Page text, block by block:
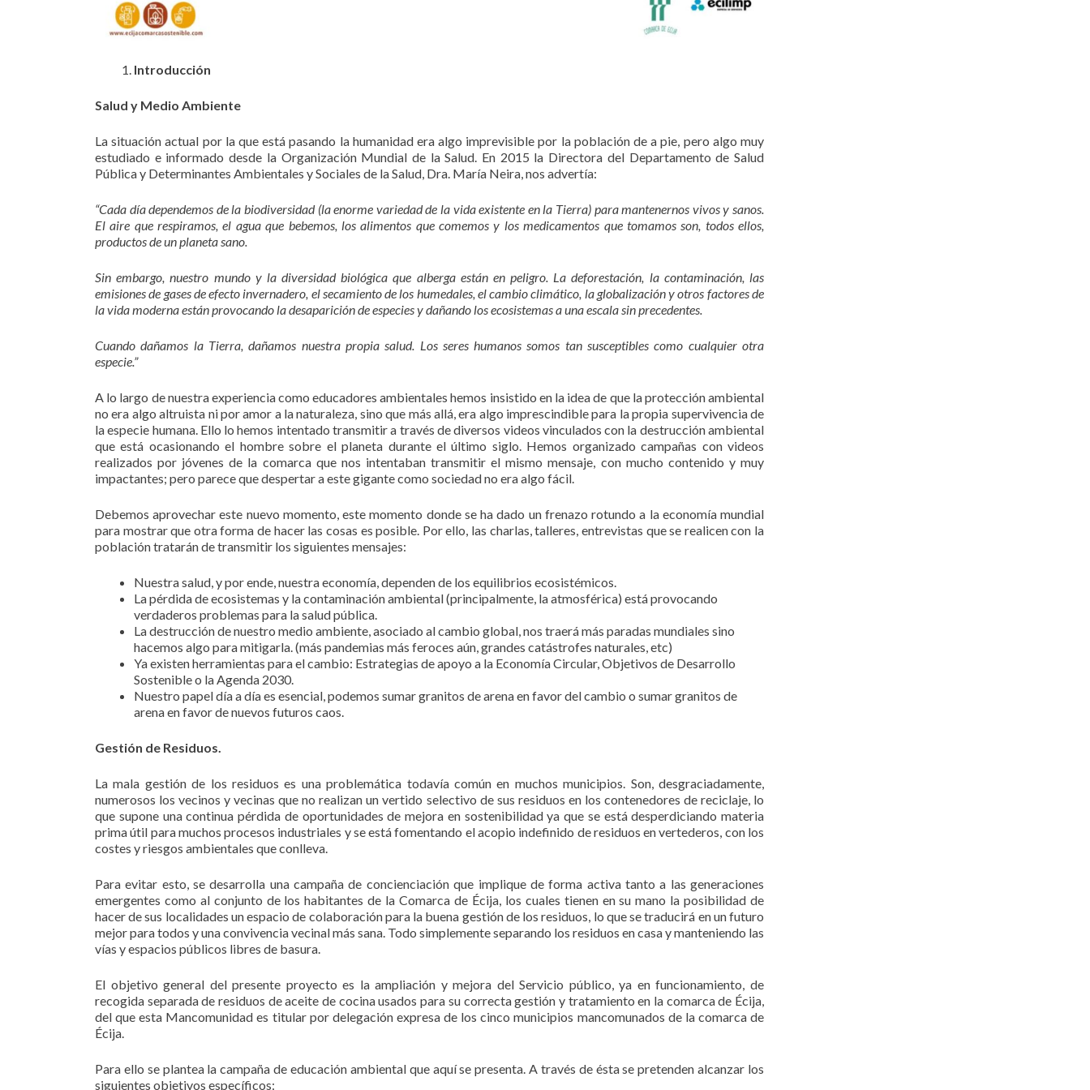
Introducción
Salud y Medio Ambiente
La situación actual por la que está pasando la humanidad era algo imprevisible por la población de a pie, pero algo muy
estudiado e informado desde la Organización Mundial de la Salud. En 2015 la Directora del Departamento de Salud
Pública y Determinantes Ambientales y Sociales de la Salud, Dra. María Neira, nos advertía:
“Cada día dependemos de la biodiversidad (la enorme variedad de la vida existente en la Tierra) para mantenernos vivos y sanos.
El aire que respiramos, el agua que bebemos, los alimentos que comemos y los medicamentos que tomamos son, todos ellos,
productos de un planeta sano.
Sin embargo, nuestro mundo y la diversidad biológica que alberga están en peligro. La deforestación, la contaminación, las
emisiones de gases de efecto invernadero, el secamiento de los humedales, el cambio climático, la globalización y otros factores de
la vida moderna están provocando la desaparición de especies y dañando los ecosistemas a una escala sin precedentes.
Cuando dañamos la Tierra, dañamos nuestra propia salud. Los seres humanos somos tan susceptibles como cualquier otra
especie.”
A lo largo de nuestra experiencia como educadores ambientales hemos insistido en la idea de que la protección ambiental
no era algo altruista ni por amor a la naturaleza, sino que más allá, era algo imprescindible para la propia supervivencia de
la especie humana. Ello lo hemos intentado transmitir a través de diversos videos vinculados con la destrucción ambiental
que está ocasionando el hombre sobre el planeta durante el último siglo. Hemos organizado campañas con videos
realizados por jóvenes de la comarca que nos intentaban transmitir el mismo mensaje, con mucho contenido y muy
impactantes; pero parece que despertar a este gigante como sociedad no era algo fácil.
Debemos aprovechar este nuevo momento, este momento donde se ha dado un frenazo rotundo a la economía mundial
para mostrar que otra forma de hacer las cosas es posible. Por ello, las charlas, talleres, entrevistas que se realicen con la
población tratarán de transmitir los siguientes mensajes:
Nuestra salud, y por ende, nuestra economía, dependen de los equilibrios ecosistémicos.
La pérdida de ecosistemas y la contaminación ambiental (principalmente, la atmosférica) está provocando
verdaderos problemas para la salud pública.
La destrucción de nuestro medio ambiente, asociado al cambio global, nos traerá más paradas mundiales sino
hacemos algo para mitigarla. (más pandemias más feroces aún, grandes catástrofes naturales, etc)
Ya existen herramientas para el cambio: Estrategias de apoyo a la Economía Circular, Objetivos de Desarrollo
Sostenible o la Agenda 2030.
Nuestro papel día a día es esencial, podemos sumar granitos de arena en favor del cambio o sumar granitos de
arena en favor de nuevos futuros caos.
Gestión de Residuos.
La mala gestión de los residuos es una problemática todavía común en muchos municipios. Son, desgraciadamente,
numerosos los vecinos y vecinas que no realizan un vertido selectivo de sus residuos en los contenedores de reciclaje, lo
que supone una continua pérdida de oportunidades de mejora en sostenibilidad ya que se está desperdiciando materia
prima útil para muchos procesos industriales y se está fomentando el acopio indefinido de residuos en vertederos, con los
costes y riesgos ambientales que conlleva.
Para evitar esto, se desarrolla una campaña de concienciación que implique de forma activa tanto a las generaciones
emergentes como al conjunto de los habitantes de la Comarca de Écija, los cuales tienen en su mano la posibilidad de
hacer de sus localidades un espacio de colaboración para la buena gestión de los residuos, lo que se traducirá en un futuro
mejor para todos y una convivencia vecinal más sana. Todo simplemente separando los residuos en casa y manteniendo las
vías y espacios públicos libres de basura.
El objetivo general del presente proyecto es la ampliación y mejora del Servicio público, ya en funcionamiento, de
recogida separada de residuos de aceite de cocina usados para su correcta gestión y tratamiento en la comarca de Écija,
del que esta Mancomunidad es titular por delegación expresa de los cinco municipios mancomunados de la comarca de
Écija.
Para ello se plantea la campaña de educación ambiental que aquí se presenta. A través de ésta se pretenden alcanzar los
siguientes objetivos específicos: